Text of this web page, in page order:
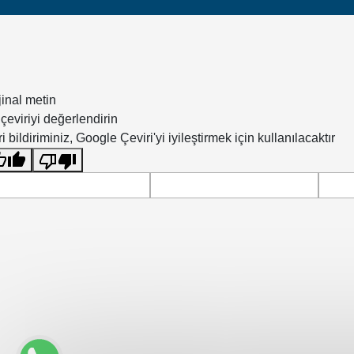
metin
değerlendirin
bildiriminiz, Google Çeviri'yi iyileştirmek için kullanılacaktır